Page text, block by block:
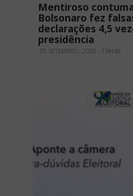
Mentiroso
Bolsonaro fez
declarações 4,5
presidência
05 SETEMBRO, 2025 - 10H48